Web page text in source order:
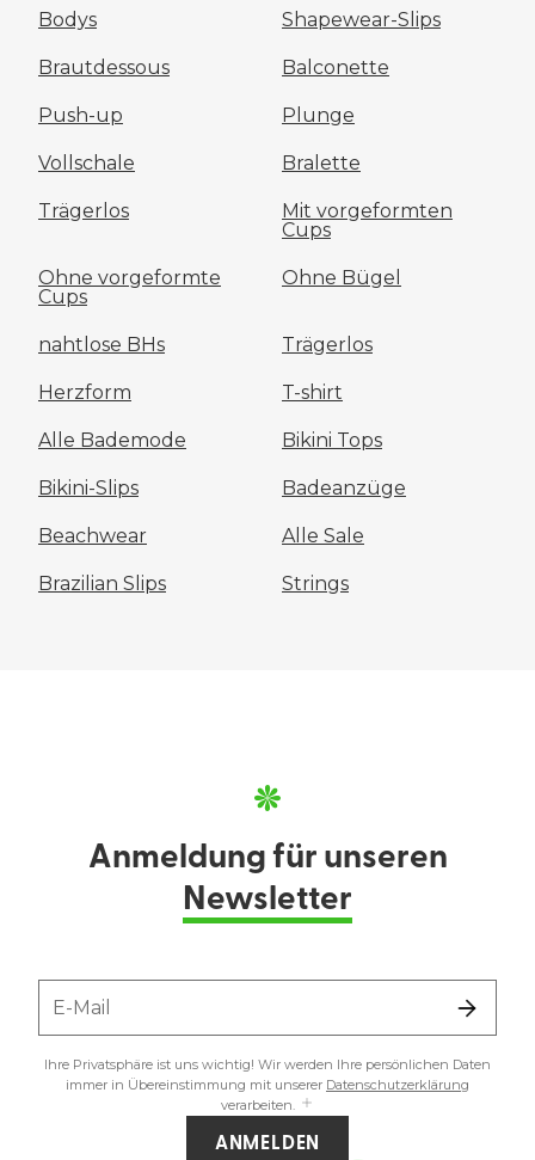
Bodys Shapewear-Slips
Brautdessous Balconette
Push-up Plunge
Vollschale Bralette
Trägerlos
Mit vorgeformten
Cups
Ohne vorgeformte
Cups
Ohne Bügel
nahtlose BHs Trägerlos
Herzform T-shirt
Alle Bademode Bikini Tops
Bikini-Slips Badeanzüge
Beachwear Alle Sale
Brazilian Slips Strings
Anmeldung für unseren
Newsletter
E-Mail
Ihre Privatsphäre ist uns wichtig! Wir werden Ihre persönlichen Daten
immer in Übereinstimmung mit unserer Datenschutzerklärung
verarbeiten.
ANMELDEN